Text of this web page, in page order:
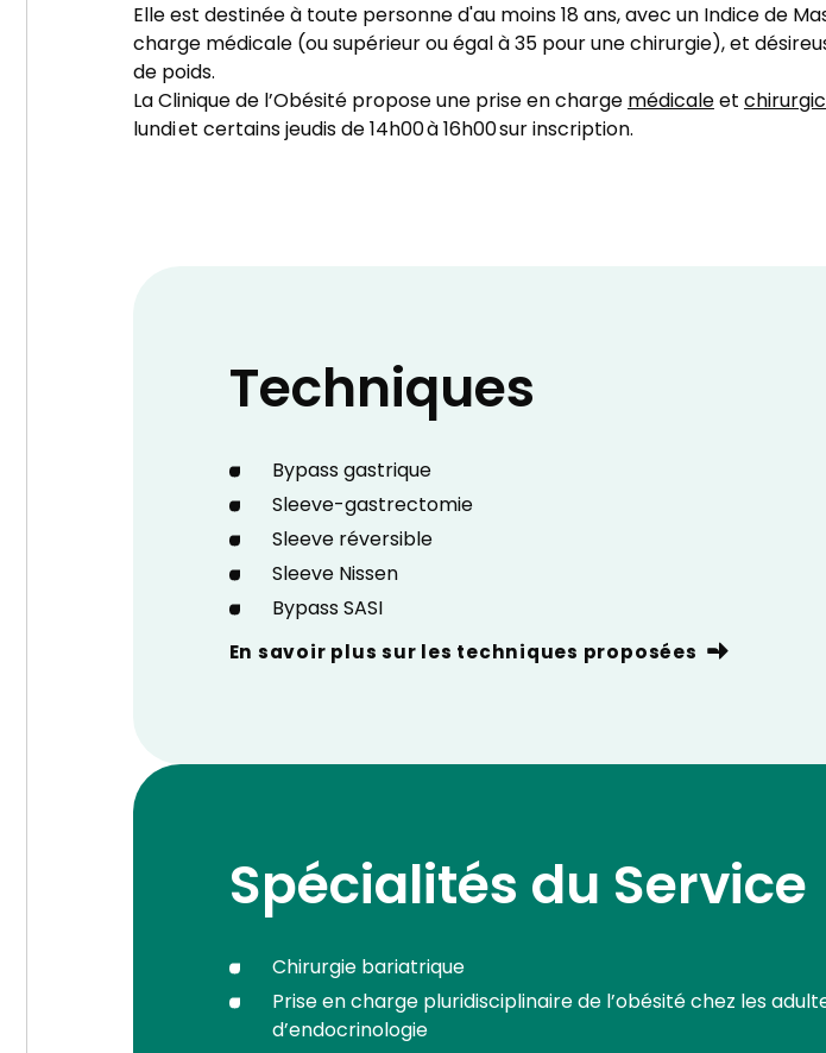
Elle est destinée à toute personne d'au moins 18 ans, avec un Indice de
charge médicale (ou supérieur ou égal à 35 pour une chirurgie), et
de poids.
La Clinique de l’Obésité propose une prise en chargemédicaleet
lundi et certains jeudis de 14h00 à 16h00 sur inscription.
Techniques
Bypass gastrique
Sleeve-gastrectomie
Sleeve réversible
Sleeve Nissen
Bypass SASI
En savoir plus sur les techniques proposées
Spécialités du Service
Chirurgie bariatrique
Prise en charge pluridisciplinaire de l’obésité chez les
d’endocrinologie